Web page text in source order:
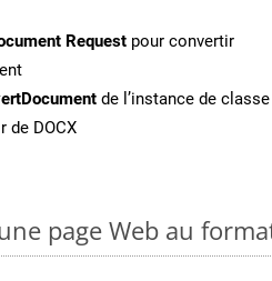
Request pour convertir
de l’instance de
de DOCX
page Web au